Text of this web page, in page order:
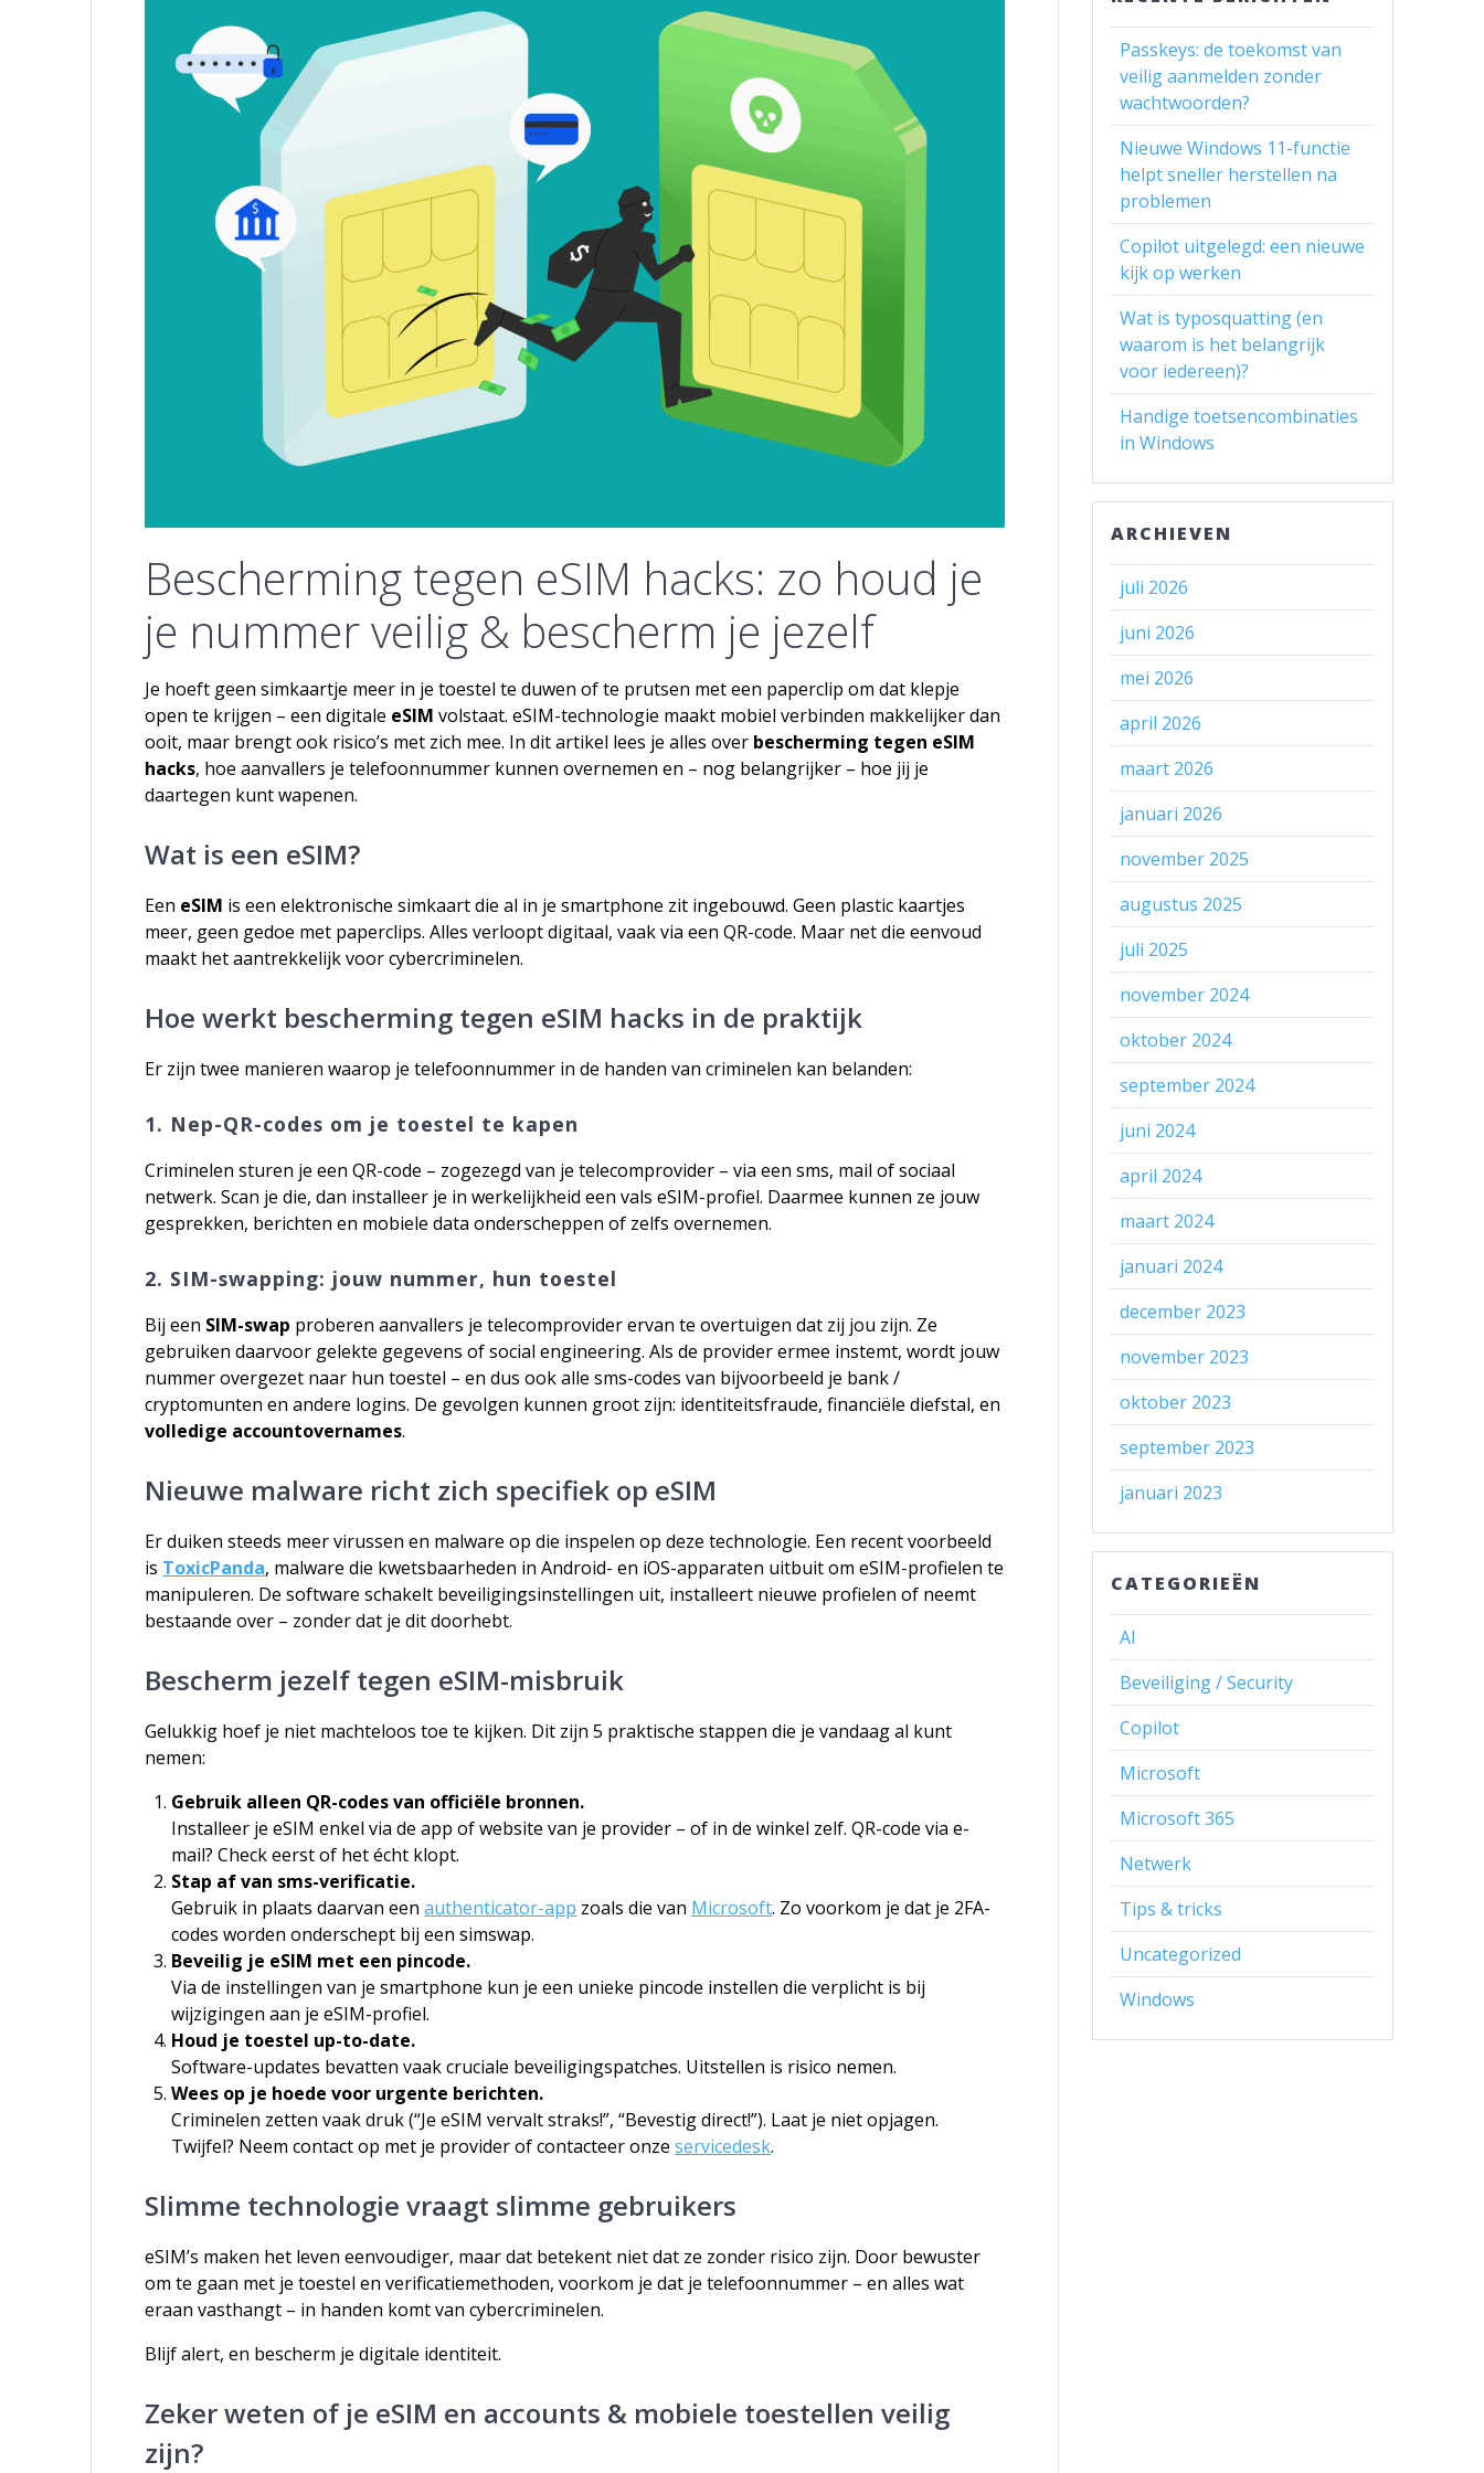
Bescherming tegen eSIM hacks: zo houd je
je nummer veilig & bescherm je jezelf
Je hoeft geen simkaartje meer in je toestel te duwen of te prutsen met een paperclip om dat klepje
open te krijgen – een digitale eSIM volstaat. eSIM-technologie maakt mobiel verbinden makkelijker dan
ooit, maar brengt ook risico’s met zich mee. In dit artikel lees je alles over bescherming tegen eSIM
hacks, hoe aanvallers je telefoonnummer kunnen overnemen en – nog belangrijker – hoe jij je
daartegen kunt wapenen.
Wat is een eSIM?
Een eSIM is een elektronische simkaart die al in je smartphone zit ingebouwd. Geen plastic kaartjes
meer, geen gedoe met paperclips. Alles verloopt digitaal, vaak via een QR-code. Maar net die eenvoud
maakt het aantrekkelijk voor cybercriminelen.
Hoe werkt bescherming tegen eSIM hacks in de praktijk
Er zijn twee manieren waarop je telefoonnummer in de handen van criminelen kan belanden:
1. Nep-QR-codes om je toestel te kapen
Criminelen sturen je een QR-code – zogezegd van je telecomprovider – via een sms, mail of sociaal
netwerk. Scan je die, dan installeer je in werkelijkheid een vals eSIM-profiel. Daarmee kunnen ze jouw
gesprekken, berichten en mobiele data onderscheppen of zelfs overnemen.
2. SIM-swapping: jouw nummer, hun toestel
Bij een SIM-swap proberen aanvallers je telecomprovider ervan te overtuigen dat zij jou zijn. Ze
gebruiken daarvoor gelekte gegevens of social engineering. Als de provider ermee instemt, wordt jouw
nummer overgezet naar hun toestel – en dus ook alle sms-codes van bijvoorbeeld je bank /
cryptomunten en andere logins. De gevolgen kunnen groot zijn: identiteitsfraude, financiële diefstal, en
volledige accountovernames.
Nieuwe malware richt zich specifiek op eSIM
Er duiken steeds meer virussen en malware op die inspelen op deze technologie. Een recent voorbeeld
is ToxicPanda, malware die kwetsbaarheden in Android- en iOS-apparaten uitbuit om eSIM-profielen te
manipuleren. De software schakelt beveiligingsinstellingen uit, installeert nieuwe profielen of neemt
bestaande over – zonder dat je dit doorhebt.
Bescherm jezelf tegen eSIM-misbruik
Gelukkig hoef je niet machteloos toe te kijken. Dit zijn 5 praktische stappen die je vandaag al kunt
nemen:
Gebruik alleen QR-codes van officiële bronnen.
Installeer je eSIM enkel via de app of website van je provider – of in de winkel zelf. QR-code via e-
mail? Check eerst of het écht klopt.
Stap af van sms-verificatie.
Gebruik in plaats daarvan eenauthenticator-app zoals die van Microsoft. Zo voorkom je dat je 2FA-
codes worden onderschept bij een simswap.
Beveilig je eSIM met een pincode.
Via de instellingen van je smartphone kun je een unieke pincode instellen die verplicht is bij
wijzigingen aan je eSIM-profiel.
Houd je toestel up-to-date.
Software-updates bevatten vaak cruciale beveiligingspatches. Uitstellen is risico nemen.
Wees op je hoede voor urgente berichten.
Criminelen zetten vaak druk (“Je eSIM vervalt straks!”, “Bevestig direct!”). Laat je niet opjagen.
Twijfel? Neem contact op met je provider of contacteer onzeservicedesk.
Slimme technologie vraagt slimme gebruikers
eSIM’s maken het leven eenvoudiger, maar dat betekent niet dat ze zonder risico zijn. Door bewuster
om te gaan met je toestel en verificatiemethoden, voorkom je dat je telefoonnummer – en alles wat
eraan vasthangt – in handen komt van cybercriminelen.
Blijf alert, en bescherm je digitale identiteit.
Zeker weten of je eSIM en accounts & mobiele toestellen veilig
zijn?
Passkeys: de toekomst van
veilig aanmelden zonder
wachtwoorden?
Nieuwe Windows 11-functie
helpt sneller herstellen na
problemen
Copilot uitgelegd: een nieuwe
kijk op werken
Wat is typosquatting (en
waarom is het belangrijk
voor iedereen)?
Handige toetsencombinaties
in Windows
ARCHIEVEN
juli 2026
juni 2026
mei 2026
april 2026
maart 2026
januari 2026
november 2025
augustus 2025
juli 2025
november 2024
oktober 2024
september 2024
juni 2024
april 2024
maart 2024
januari 2024
december 2023
november 2023
oktober 2023
september 2023
januari 2023
CATEGORIEËN
AI
Beveiliging / Security
Copilot
Microsoft
Microsoft 365
Netwerk
Tips & tricks
Uncategorized
Windows